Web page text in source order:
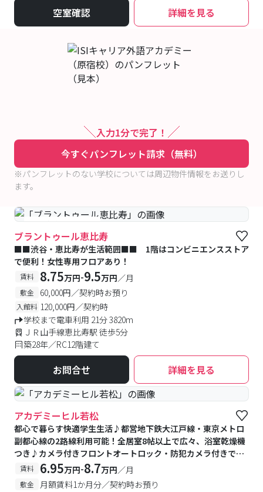
空室確認 詳細を見る
入力1分で完了！
今すぐパンフレット請求（無料）
※パンフレットのない学校については周辺物件情報をお送りし
ます。
#女性優先フロアあり
ブラントゥール恵比寿
■■渋谷・恵比寿が生活範囲■■ 1階はコンビニエンスストア
で便利！女性専用フロアあり！
賃料 8.75万円-9.5万円／月
敷金 60,000円／契約時お預り
入館料 120,000円／契約時
学校まで電車利用 21分 3820m
ＪＲ山手線恵比寿駅 徒歩5分
築28年／RC12階建て
お問合せ 詳細を見る
アカデミーヒル若松
都心で暮らす快適学生生活♪都営地下鉄大江戸線・東京メトロ
副都心線の2路線利用可能！全居室8帖以上で広々、浴室乾燥機
つき♪カメラ付きフロントオートロック・防犯カメラ付きで安
心♪徒歩自転車圏内の学校多数★
賃料 6.95万円-8.7万円／月
敷金 月額賃料1か月分／契約時お預り